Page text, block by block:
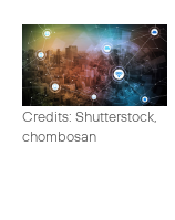
Credits: Shutterstock,
chombosan